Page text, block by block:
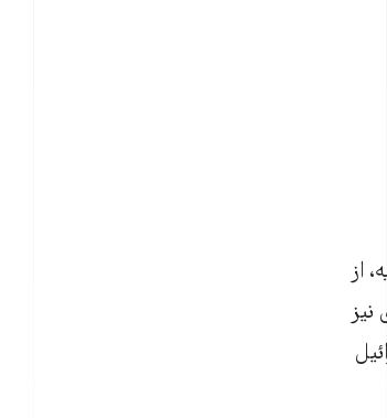
از
و عده‌ای نیز